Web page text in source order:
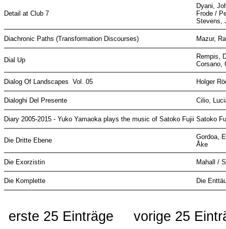
Detail at Club 7
Dyani,
Frode /
Stevens,
Diachronic Paths (Transformation Discourses) Mazur,
Dial Up
Rempis,
Corsano,
Dialog Of Landscapes Vol. 05 Holger
Dialoghi Del Presente Cilio,
Diary 2005-2015 - Yuko Yamaoka plays the music of Satoko Fujii Satoko
Die Dritte Ebene
Gordoa,
Åke
Die Exorzistin Mahall /
Die Komplette Die
erste 25 Einträge vorige 25